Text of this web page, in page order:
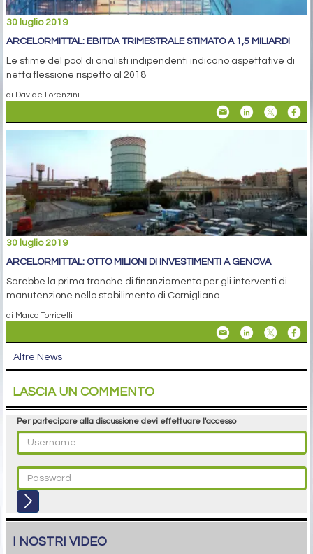
30 luglio 2019
ARCELORMITTAL: EBITDA TRIMESTRALE STIMATO A 1,5 MILIARDI
Le stime del pool di analisti indipendenti indicano aspettative di
netta flessione rispetto al 2018
di Davide Lorenzini
30 luglio 2019
ARCELORMITTAL: OTTO MILIONI DI INVESTIMENTI A GENOVA
Sarebbe la prima tranche di finanziamento per gli interventi di
manutenzione nello stabilimento di Cornigliano
di Marco Torricelli
Altre News
LASCIA UN COMMENTO
Per partecipare alla discussione devi effettuare l'accesso
I NOSTRI VIDEO